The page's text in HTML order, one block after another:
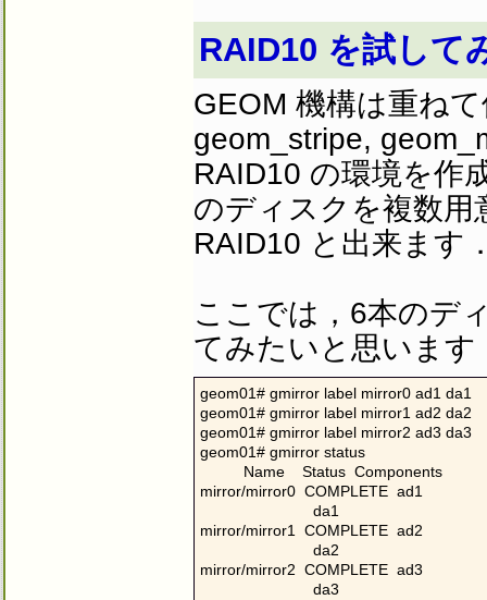
RAID10 を試して
GEOM 機構は重ね
geom_stripe,
RAID10 の環境を作
のディスクを複数用
RAID10 と出来ます
ここでは，6本のデ
てみたいと思います
geom01# gmirror label mirror0 ad1 da1
geom01# gmirror label mirror1 ad2 da2
geom01# gmirror label mirror2 ad3 da3
geom01# gmirror status
          Name    Status  Components
mirror/mirror0  COMPLETE  ad1
                          da1
mirror/mirror1  COMPLETE  ad2
                          da2
mirror/mirror2  COMPLETE  ad3
                          da3